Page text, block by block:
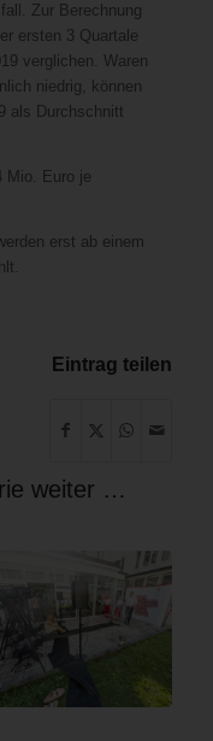
Zur Berechnung
ersten 3 Quartale
verglichen. Waren
niedrig, können
als Durchschnitt
Mio. Euro je
erst ab einem
Eintrag teilen
weiter …